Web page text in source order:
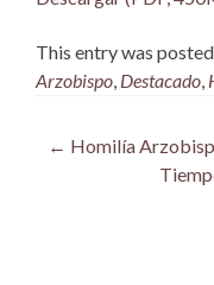
This entry was
Arzobispo Destacado
Post
← Homilía